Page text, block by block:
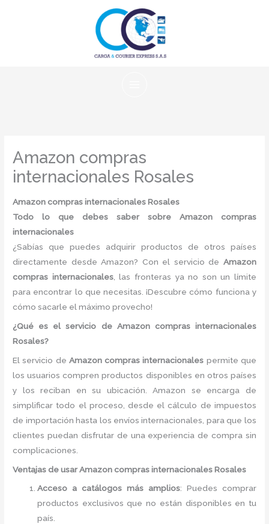
Amazon compras
internacionales Rosales
Amazon compras internacionales Rosales
Todo lo que debes saber sobre Amazon compras
internacionales
¿Sabías que puedes adquirir productos de otros países
directamente desde Amazon? Con el servicio de Amazon
compras internacionales, las fronteras ya no son un límite
para encontrar lo que necesitas. ¡Descubre cómo funciona y
cómo sacarle el máximo provecho!
¿Qué es el servicio de Amazon compras internacionales
Rosales?
El servicio de Amazon compras internacionales permite que
los usuarios compren productos disponibles en otros países
y los reciban en su ubicación. Amazon se encarga de
simplificar todo el proceso, desde el cálculo de impuestos
de importación hasta los envíos internacionales, para que los
clientes puedan disfrutar de una experiencia de compra sin
complicaciones.
Ventajas de usar Amazon compras internacionales Rosales
Acceso a catálogos más amplios: Puedes comprar
productos exclusivos que no están disponibles en tu
país.